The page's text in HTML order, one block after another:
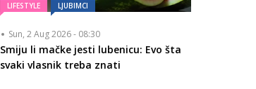
LIFESTYLE LJUBIMCI
Sun, 2 Aug 2026 - 08:30
Smiju li mačke jesti lubenicu: Evo šta
svaki vlasnik treba znati